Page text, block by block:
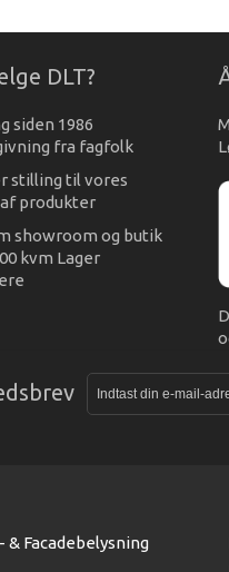
DLT?
siden 1986
fra fagfolk
stilling til vores
produkter
showroom og butik
kvm Lager
Facadebelysning